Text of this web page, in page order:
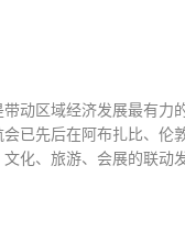
动区域经济发展最有
已先后在阿布扎比、
化、旅游、会展的联动